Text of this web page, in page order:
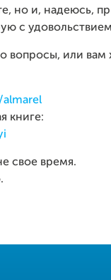
но и, надеюсь,
с
вопросы, или вам
книге:
свое время.